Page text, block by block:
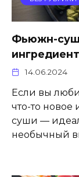
Фьюжн-
14.06.2024
Если вы
что-то
суши —
необычный